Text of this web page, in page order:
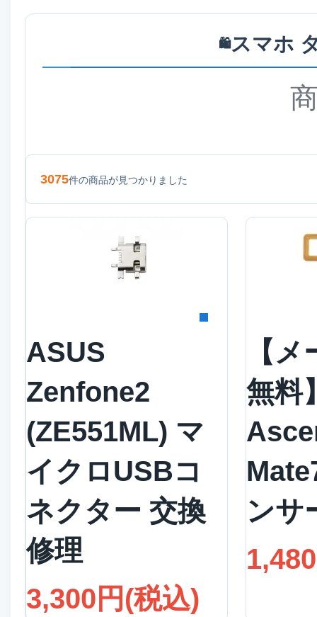
🛍️スマホ
3075件の商品が見つかりました
ASUS
Zenfone2
(ZE551ML) マ
イクロUSBコ
ネクター 交換
修理
3,300円(税込)
【
無料
ン